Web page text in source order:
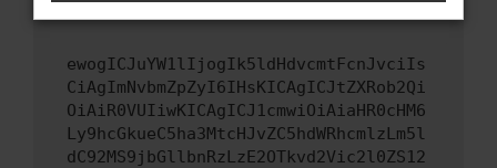
ewogICJuYW1lIjogIk5ldHdvcmtFcnJvciIs
CiAgImNvbmZpZyI6IHsKICAgICJtZXRob2Qi
OiAiR0VUIiwKICAgICJ1cmwiOiAiaHR0cHM6
Ly9hcGkueC5ha3MtcHJvZC5hdWRhcmlzLm5l
dC92MS9jbGllbnRzLzE2OTkvd2Vic2l0ZS12